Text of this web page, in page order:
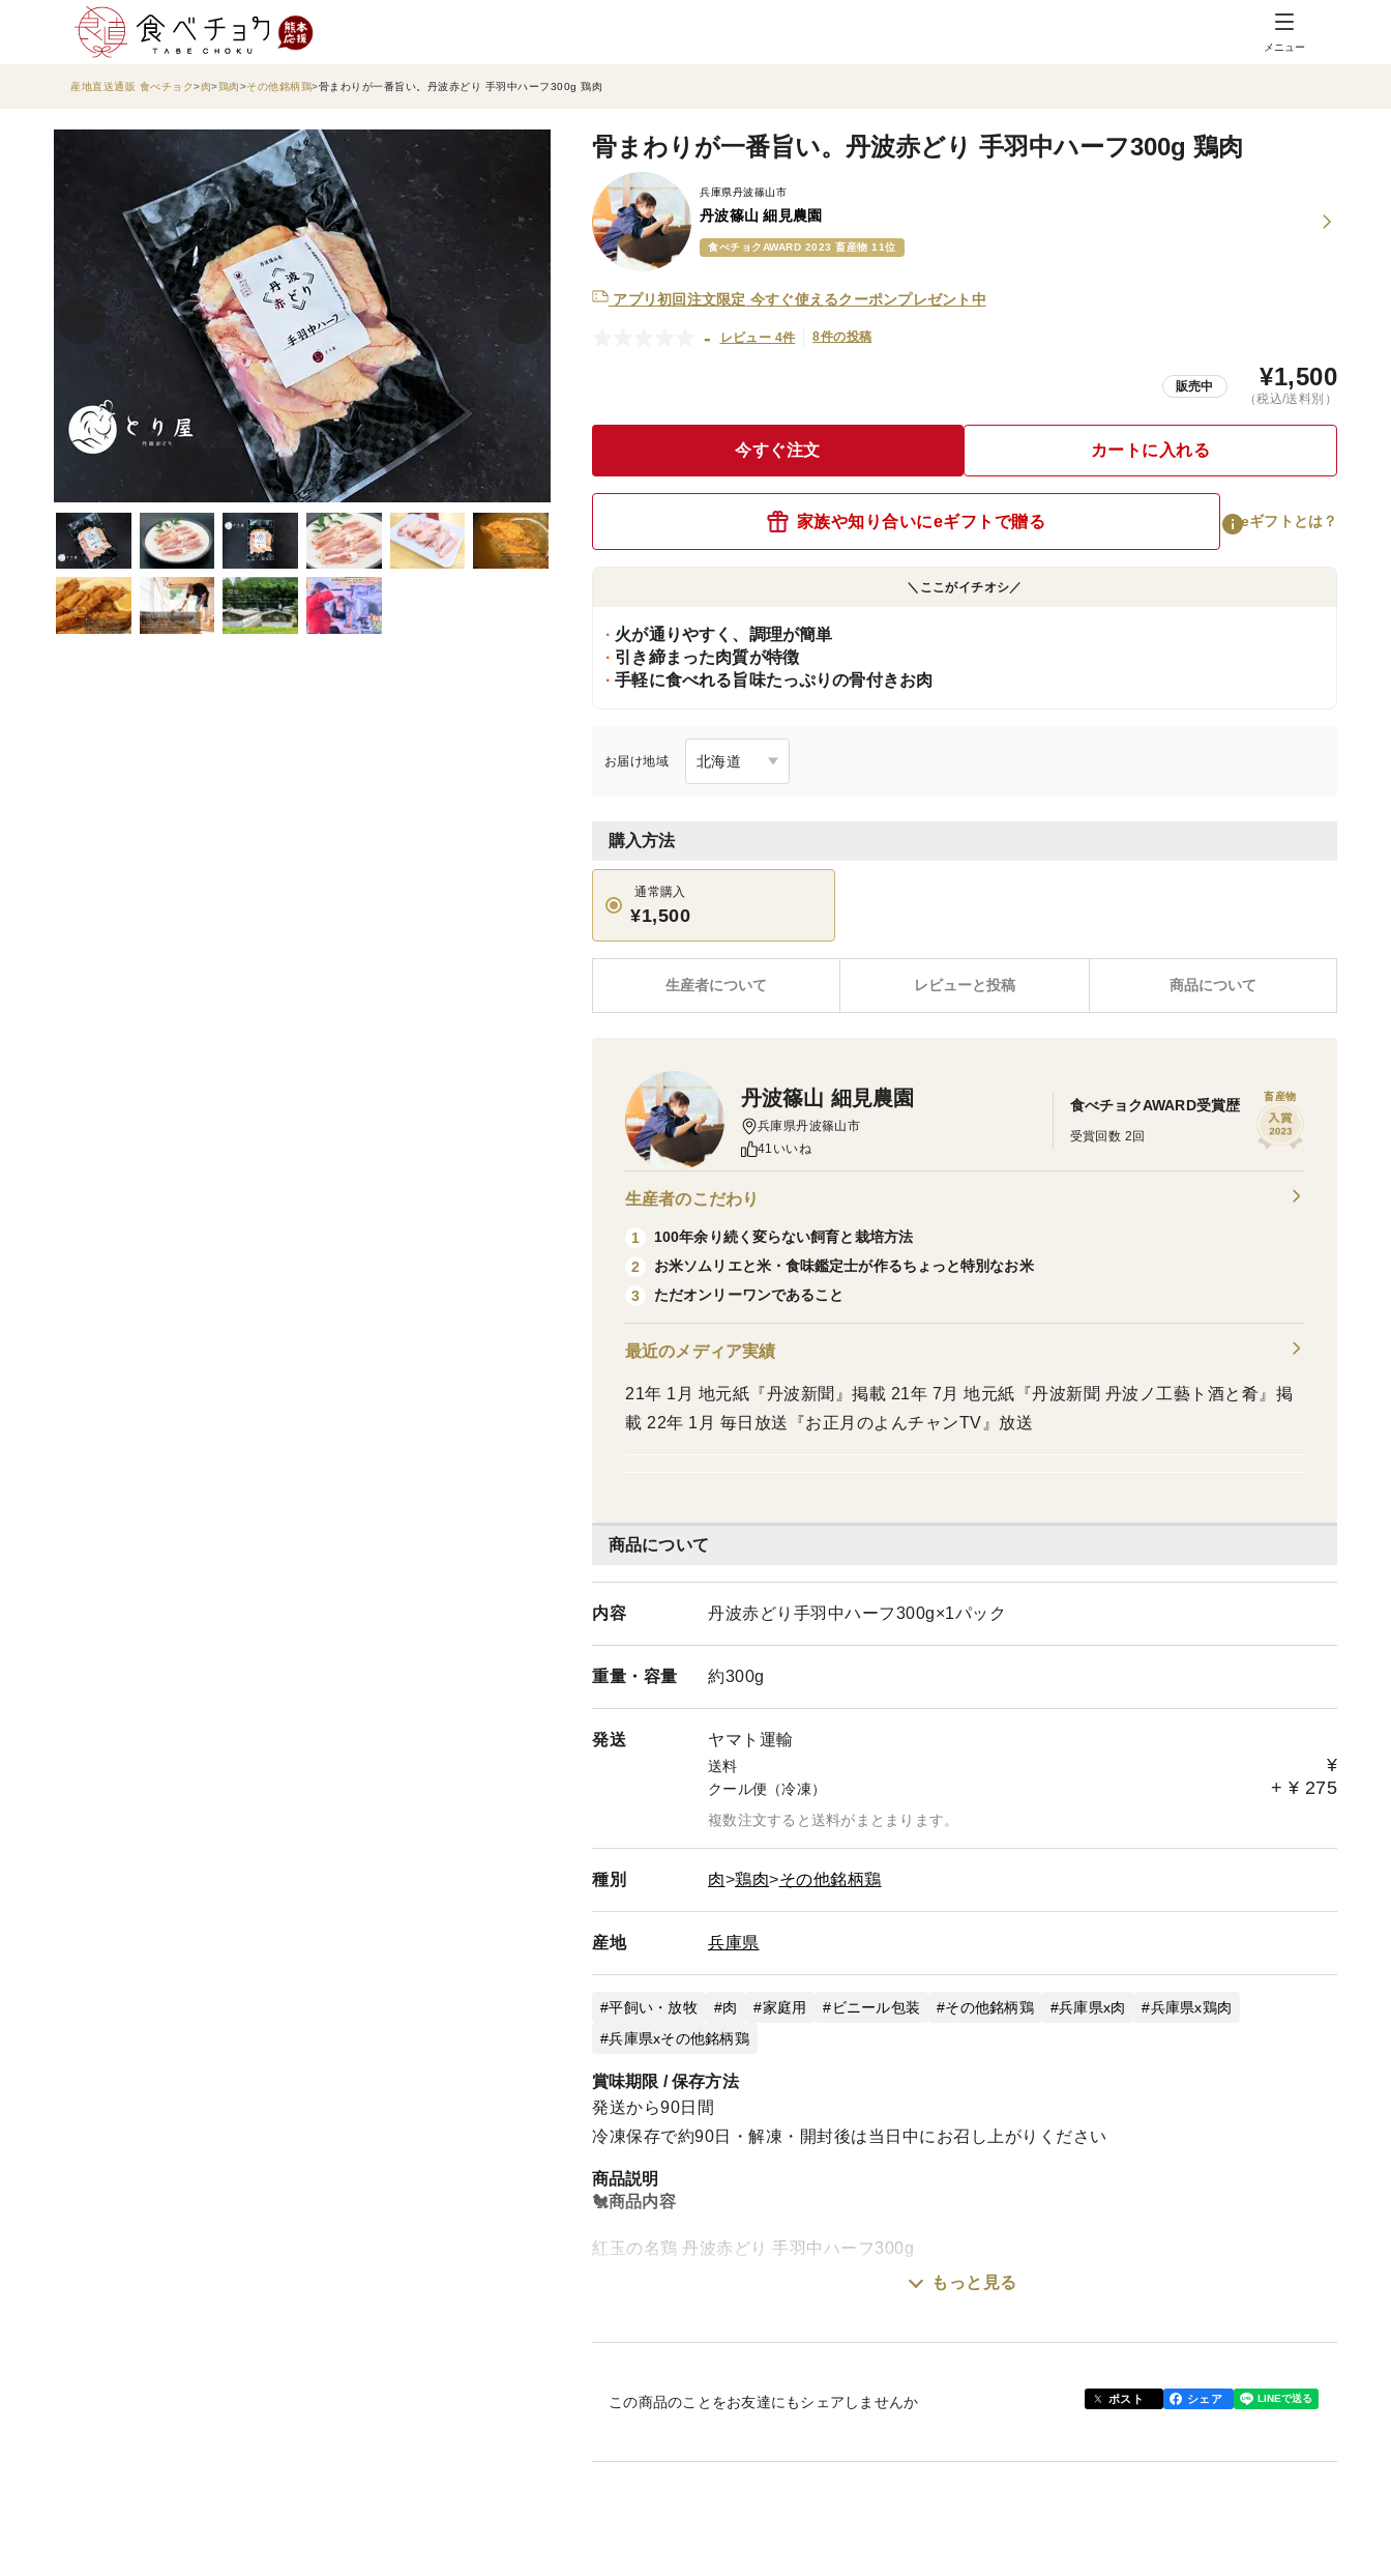
メニュー
産地直送通販 食べチョク 肉 鶏肉 その他銘柄鶏 骨まわりが一番旨い。丹波赤どり 手羽中ハーフ300g 鶏肉
骨まわりが一番旨い。丹波赤どり 手羽中ハーフ300g 鶏肉
兵庫県丹波篠山市
丹波篠山 細見農園
食べチョクAWARD 2023 畜産物 11位
アプリ初回注文限定 今すぐ使えるクーポンプレゼント中
- レビュー 4件 8件の投稿
販売中 ¥1,500
（税込/送料別）
今すぐ注文 カートに入れる
家族や知り合いにeギフトで贈る eギフトとは？
＼ここがイチオシ／
火が通りやすく、調理が簡単
引き締まった肉質が特徴
手軽に食べれる旨味たっぷりの骨付きお肉
お届け地域
購入方法
通常購入
¥1,500
レビューと投稿 商品について
生産者について
商品について
内容 丹波赤どり手羽中ハーフ300g×1パック
重量・ 容量 約300g
発送 ヤマト運輸
送料 ¥
クール便（冷凍） + ¥ 275
複数注文すると送料がまとまります。
種別 肉 鶏肉 その他銘柄鶏
産地 兵庫県
平飼い・放牧 肉 家庭用 ビニール包装 その他銘柄鶏 兵庫県x肉
兵庫県x鶏肉
兵庫県xその他銘柄鶏
賞味期限 / 保存方法
発送から90日間
冷凍保存で約90日・解凍・開封後は当日中にお召し上がりください
商品説明
🐔商品内容
紅玉の名鶏 丹波赤どり 手羽中ハーフ300g
引き締まった肉質が特徴
があります。グリルや炒め物、唐揚げ、煮込みに適しています。
もっと見る
この商品のことをお友達にもシェアしませんか ポスト シェア
丹波篠山 細見農園
兵庫県丹波篠山市
41いいね
食べチョクAWARD受賞歴
受賞回数 2回
畜産物
生産者のこだわり
1
100年余り続く変らない飼育と栽培方法
2
お米ソムリエと米・食味鑑定士が作るちょっと特別なお米
3
ただオンリーワンであること
最近のメディア実績
21年 1月 地元紙『丹波新聞』掲載 21年 7月 地元紙『丹波新聞 丹波ノ工藝ト酒と肴』掲
載 22年 1月 毎日放送『お正月のよんチャンTV』放送